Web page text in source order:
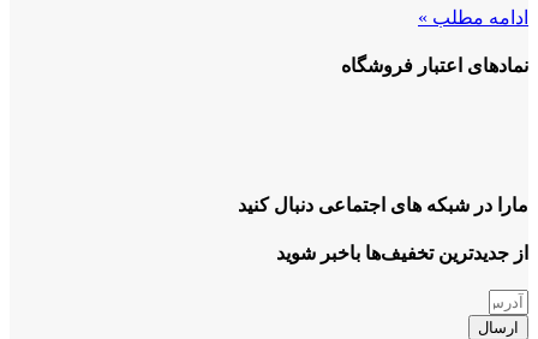
ادامه مطلب »
نمادهای اعتبار فروشگاه
مارا در شبکه های اجتماعی دنبال کنید
از جدیدترین تخفیف‌ها باخبر شوید
ارسال